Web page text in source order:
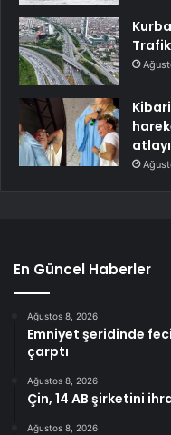
En Güncel Haberler
Ağustos 8, 2026
Emniyet şeridinde
çarptı
Ağustos 8, 2026
Çin, 14 AB şirketini
Ağustos 8, 2026